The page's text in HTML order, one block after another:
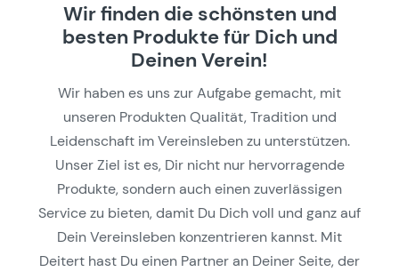
Wir finden die schönsten und
besten Produkte für Dich und
Deinen Verein!
Wir haben es uns zur Aufgabe gemacht, mit
unseren Produkten Qualität, Tradition und
Leidenschaft im Vereinsleben zu unterstützen.
Unser Ziel ist es, Dir nicht nur hervorragende
Produkte, sondern auch einen zuverlässigen
Service zu bieten, damit Du Dich voll und ganz auf
Dein Vereinsleben konzentrieren kannst. Mit
Deitert hast Du einen Partner an Deiner Seite, der